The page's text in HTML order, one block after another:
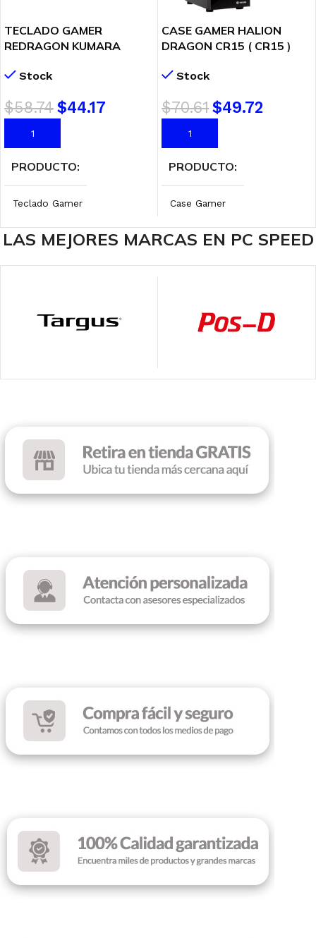
TECLADO GAMER
REDRAGON KUMARA
USB | SWITCH RED |
Stock
$58.74$44.17
AÑADIR AL CARRITO
PRODUCTO
Teclado Gamer
MARCA Redragon
ILUMINACIÓN
COLOR Black
CASE GAMER HALION
DRAGON CR15 ( CR15 )
| LED-RAINBOW
Stock
$70.61$49.72
AÑADIR AL CARRITO
PRODUCTO
Case Gamer
MARCA Halion
RANURAS DE
7
Led Rainbow
COLOR Black
LAS MEJORES MARCAS EN PC SPEED